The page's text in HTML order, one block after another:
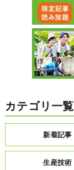
カテゴリ一覧
新着記事
生産技術